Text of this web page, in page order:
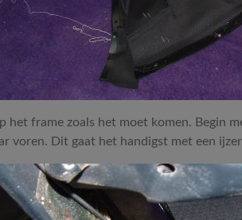
het frame zoals het moet komen. Begin
voren. Dit gaat het handigst met een